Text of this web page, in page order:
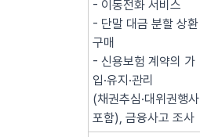
- 이동전화 서비스
- 단말 대금 분할 상환
구매
- 신용보험 계약의 가
입·유지·관리
(채권추심·대위권행사
포함), 금융사고 조사